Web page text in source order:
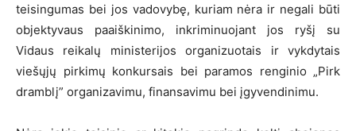
teisingumas bei jos vadovybę, kuriam nėra ir negali būti
objektyvaus paaiškinimo, inkriminuojant jos ryšį su
Vidaus reikalų ministerijos organizuotais ir vykdytais
viešųjų pirkimų konkursais bei paramos renginio „Pirk
dramblį” organizavimu, finansavimu bei įgyvendinimu.